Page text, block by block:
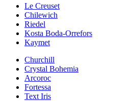
Le Creuset
Chilewich
Riedel
Kosta Boda-Orrefors
Kaymet
Churchill
Crystal Bohemia
Arcoroc
Fortessa
Text Iris